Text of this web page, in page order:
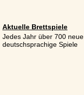
Aktuelle Brettspiele
Jedes Jahr über 700 neue
deutschsprachige Spiele